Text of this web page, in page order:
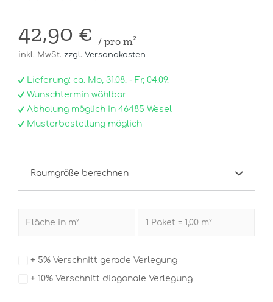
42,90 € / pro m²
inkl. MwSt. zzgl. Versandkosten
Lieferung: ca. Mo, 31.08. - Fr, 04.09.
Wunschtermin wählbar
Abholung möglich in 46485 Wesel
Musterbestellung möglich
Raumgröße berechnen
+ 5% Verschnitt gerade Verlegung
+ 10% Verschnitt diagonale Verlegung